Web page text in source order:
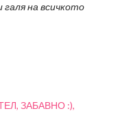
галя на всичкото
ЗАБАВНО :)